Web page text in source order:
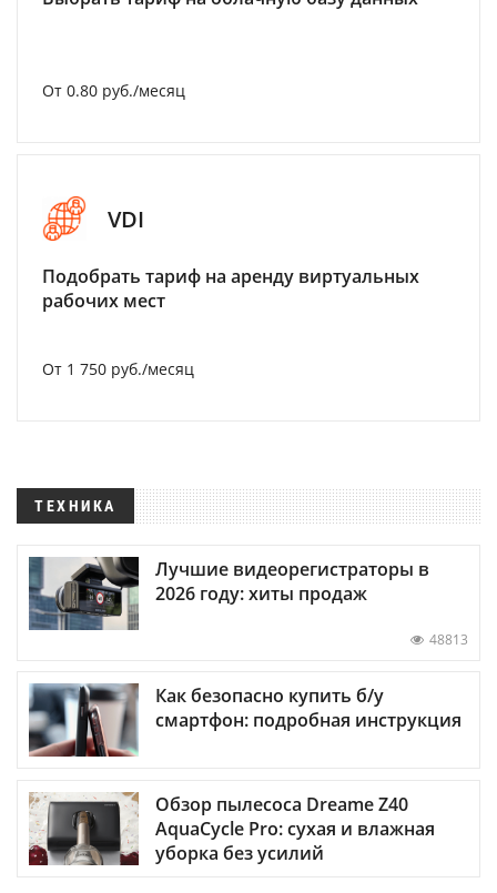
От 0.80 руб./месяц
VDI
Подобрать тариф на аренду виртуальных
рабочих мест
От 1 750 руб./месяц
ТЕХНИКА
Лучшие видеорегистраторы в
2026 году: хиты продаж
48813
Как безопасно купить б/у
смартфон: подробная инструкция
Обзор пылесоса Dreame Z40
AquaCycle Pro: сухая и влажная
уборка без усилий